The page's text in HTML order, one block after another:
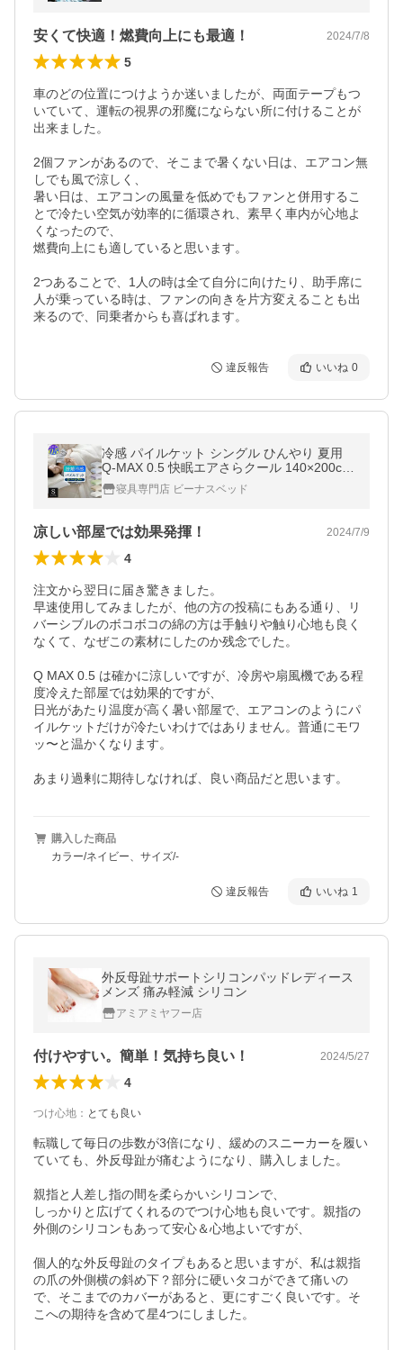
安くて快適！燃費向上にも最適！ 2024/7/8
5
車のどの位置につけようか迷いましたが、両面テープもつ
いていて、運転の視界の邪魔にならない所に付けることが
出来ました。
2個ファンがあるので、そこまで暑くない日は、エアコン無
しでも風で涼しく、
暑い日は、エアコンの風量を低めでもファンと併用するこ
とで冷たい空気が効率的に循環され、素早く車内が心地よ
くなったので、
燃費向上にも適していると思います。
2つあることで、1人の時は全て自分に向けたり、助手席に
人が乗っている時は、ファンの向きを片方変えることも出
来るので、同乗者からも喜ばれます。
違反報告 いいね 0
冷感 パイルケット シングル ひんやり 夏用
Q-MAX 0.5 快眠エアさらクール 140×200cm
接触冷感 涼感 冷却 クールケット ブランケッ
ト ひざ掛け
寝具専門店 ビーナスベッド
凉しい部屋では効果発揮！ 2024/7/9
4
注文から翌日に届き驚きました。
早速使用してみましたが、他の方の投稿にもある通り、リ
バーシブルのボコボコの綿の方は手触りや触り心地も良く
なくて、なぜこの素材にしたのか残念でした。
Q MAX 0.5 は確かに涼しいですが、冷房や扇風機である程
度冷えた部屋では効果的ですが、
日光があたり温度が高く暑い部屋で、エアコンのようにパ
イルケットだけが冷たいわけではありません。普通にモワ
ッ〜と温かくなります。
あまり過剰に期待しなければ、良い商品だと思います。
購入した商品
カラー/ネイビー、サイズ/-
違反報告 いいね 1
外反母趾サポートシリコンパッドレディース
メンズ 痛み軽減 シリコン
アミアミヤフー店
付けやすい。簡単！気持ち良い！ 2024/5/27
4
つけ心地 ： とても良い
転職して毎日の歩数が3倍になり、緩めのスニーカーを履い
ていても、外反母趾が痛むようになり、購入しました。
親指と人差し指の間を柔らかいシリコンで、
しっかりと広げてくれるのでつけ心地も良いです。親指の
外側のシリコンもあって安心＆心地よいですが、
個人的な外反母趾のタイプもあると思いますが、私は親指
の爪の外側横の斜め下？部分に硬いタコができて痛いの
で、そこまでのカバーがあると、更にすごく良いです。そ
こへの期待を含めて星4つにしました。